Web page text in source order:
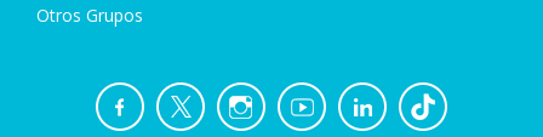
Otros Grupos